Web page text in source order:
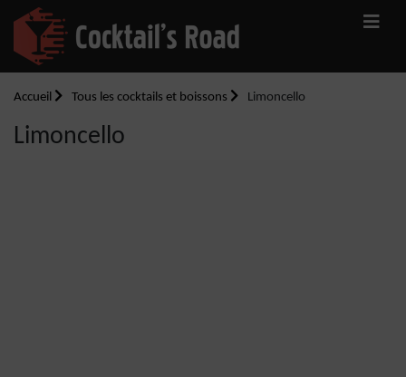
Accueil Tous les cocktails et boissons Limoncello
Limoncello